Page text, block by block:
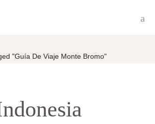
"guía De Viaje Monte Bromo"